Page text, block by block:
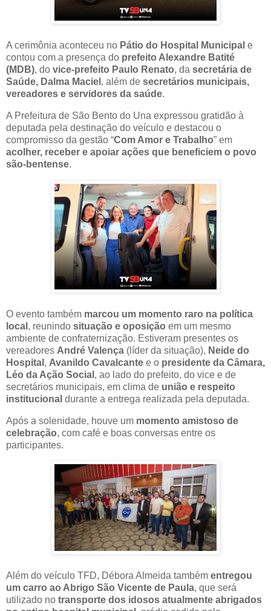
A cerimônia aconteceu no Pátio do Hospital Municipal e
contou com a presença do prefeito Alexandre Batité
(MDB), do vice-prefeito Paulo Renato, da secretária de
Saúde, Dalma Maciel , além de secretários municipais,
vereadores e servidores da saúde.
A Prefeitura de São Bento do Una expressou gratidão à
deputada pela destinação do veículo e destacou o
compromisso da gestão “Com Amor e Trabalho” em
acolher, receber e apoiar ações que beneficiem o povo
são-bentense.
O evento também marcou um momento raro na política
local , reunindo situação e oposição em um mesmo
ambiente de confraternização. Estiveram presentes os
vereadores André Valença (líder da situação), Neide do
Hospital , Avanildo Cavalcante e o presidente da Câmara,
Léo da Ação Social , ao lado do prefeito, do vice e de
secretários municipais, em clima de união e respeito
institucional durante a entrega realizada pela deputada.
Após a solenidade, houve um momento amistoso de
celebração, com café e boas conversas entre os
participantes.
Além do veículo TFD, Débora Almeida também entregou
um carro ao Abrigo São Vicente de Paula, que será
utilizado no transporte dos idosos atualmente abrigados